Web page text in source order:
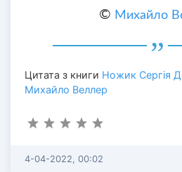
© Михайло
Цитата з книги Ножик Сергія
Михайло Веллер
4-04-2022, 00:02